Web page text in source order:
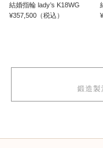
結婚指輪 lady’s K18WG
¥357,500（税込）
鍛造製